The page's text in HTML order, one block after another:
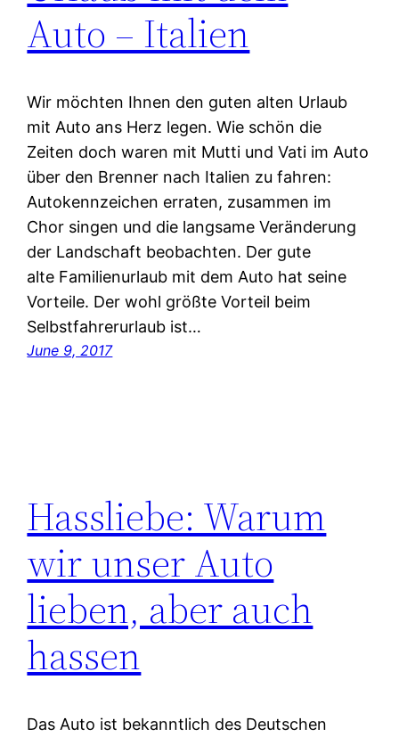
Auto – Italien
Wir möchten Ihnen den guten alten Urlaub
mit Auto ans Herz legen. Wie schön die
Zeiten doch waren mit Mutti und Vati im Auto
über den Brenner nach Italien zu fahren:
Autokennzeichen erraten, zusammen im
Chor singen und die langsame Veränderung
der Landschaft beobachten. Der gute
alte Familienurlaub mit dem Auto hat seine
Vorteile. Der wohl größte Vorteil beim
Selbstfahrerurlaub ist…
June 9, 2017
Hassliebe: Warum
wir unser Auto
lieben, aber auch
hassen
Das Auto ist bekanntlich des Deutschen